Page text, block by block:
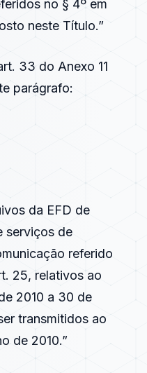
no § 4º em
neste Título.”
33 do Anexo 11
parágrafo:
da EFD de
serviços de
referido
25, relativos ao
2010 a 30 de
transmitidos ao
de 2010.”